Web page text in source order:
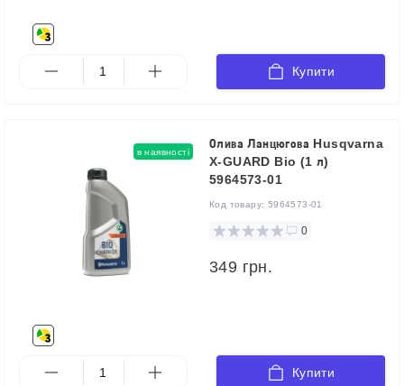
Купити
в наявності
Олива Ланцюгова Husqvarna
X-GUARD Bio (1 л)
5964573-01
Код товару: 5964573-01
0
349 грн.
Купити